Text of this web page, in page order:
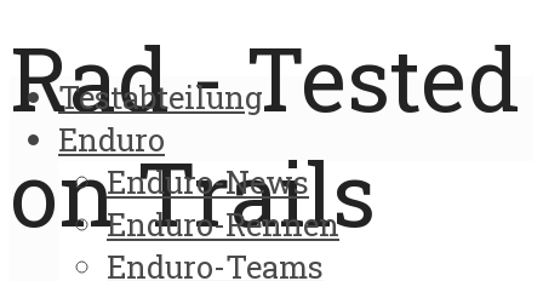
Rad - Tested
on Trails
Testabteilung
Enduro
Enduro-News
Enduro-Rennen
Enduro-Teams